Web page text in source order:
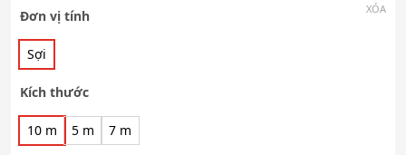
Đơn vị tính
Sợi
Kích thước
10 m 5 m 7 m
XÓA